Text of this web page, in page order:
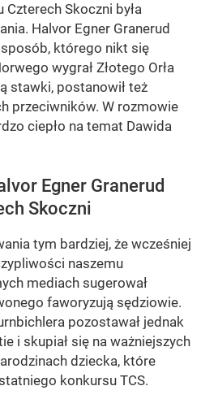
Skoczni była
Halvor Egner Granerud
którego nikt się
wygrał Złotego Orła
stawki, postanowił też
przeciwników. W rozmowie
ciepło na temat Dawida
Egner Granerud
Skoczni
tym bardziej, że wcześniej
naszemu
mediach sugerował
faworyzują sędziowie.
pozostawał jednak
i skupiał się na ważniejszych
dziecka, które
konkursu TCS.